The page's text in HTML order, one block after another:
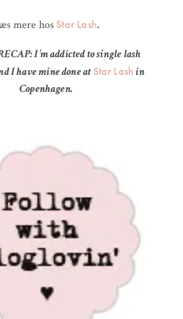
mere hos Star Lash.
I’m addicted to single lash
I have mine done atStar Lashin
Copenhagen.